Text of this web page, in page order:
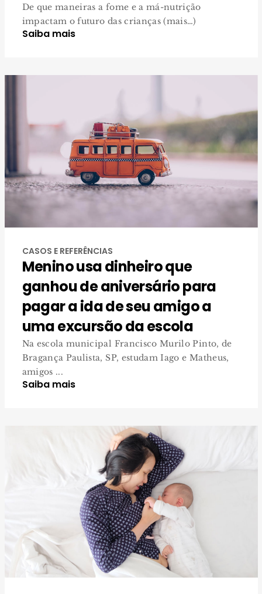
De que maneiras a fome e a má-nutrição
impactam o futuro das crianças (mais…)
Saiba mais
CASOS E REFERÊNCIAS
Menino usa dinheiro que
ganhou de aniversário para
pagar a ida de seu amigo a
uma excursão da escola
Na escola municipal Francisco Murilo Pinto, de
Bragança Paulista, SP, estudam Iago e Matheus,
amigos ...
Saiba mais